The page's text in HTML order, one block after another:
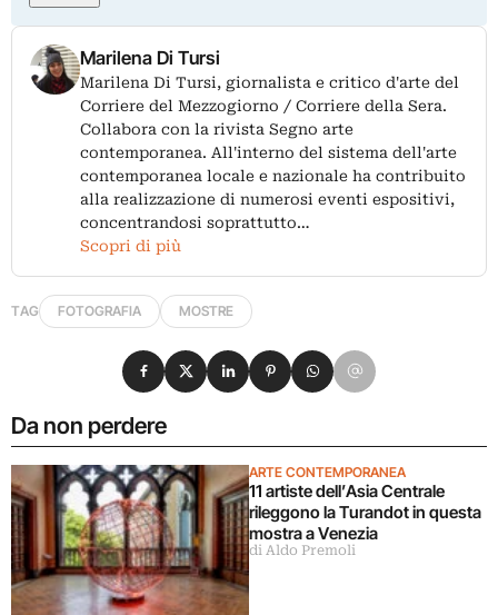
Marilena Di Tursi
Marilena Di Tursi, giornalista e critico d'arte del
Corriere del Mezzogiorno / Corriere della Sera.
Collabora con la rivista Segno arte
contemporanea. All'interno del sistema dell'arte
contemporanea locale e nazionale ha contribuito
alla realizzazione di numerosi eventi espositivi,
concentrandosi soprattutto…
Scopri di più
TAG FOTOGRAFIA MOSTRE
Da non perdere
ARTE CONTEMPORANEA
11 artiste dell’Asia Centrale
rileggono la Turandot in questa
mostra a Venezia
di Aldo Premoli
Condividi su Facebook
Condividi su X
Condividi su LinkedIn
Condividi su Pinterest
Condividi su WhatsApp
Condividi su Email